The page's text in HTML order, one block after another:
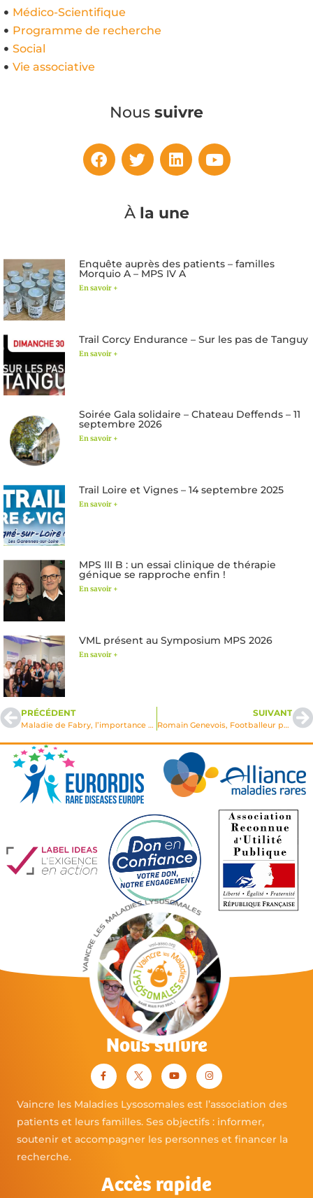
Médico-Scientifique
Programme de recherche
Social
Vie associative
Nous suivre
À la une
Enquête auprès des patients – familles
Morquio A – MPS IV A
En savoir +
Trail Corcy Endurance – Sur les pas de Tanguy
En savoir +
Soirée Gala solidaire – Chateau Deffends – 11
septembre 2026
En savoir +
Trail Loire et Vignes – 14 septembre 2025
En savoir +
MPS III B : un essai clinique de thérapie
génique se rapproche enfin !
En savoir +
VML présent au Symposium MPS 2026
En savoir +
PRÉCÉDENT
Maladie de Fabry, l’importance de la Fibrose
SUIVANT
Romain Genevois, Footballeur professionnel, Parrain de VML
Nous suivre
Vaincre les Maladies Lysosomales est l’association des
patients et leurs familles. Ses objectifs : informer,
soutenir et accompagner les personnes et financer la
recherche.
Accès rapide